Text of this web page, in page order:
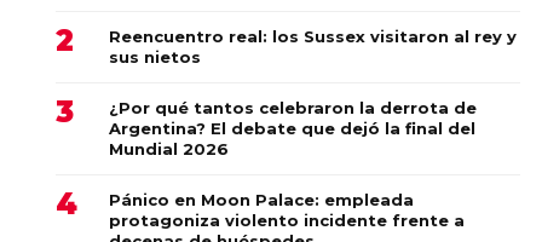
Reencuentro real: los Sussex visitaron al rey y
sus nietos
¿Por qué tantos celebraron la derrota de
Argentina? El debate que dejó la final del
Mundial 2026
Pánico en Moon Palace: empleada
protagoniza violento incidente frente a